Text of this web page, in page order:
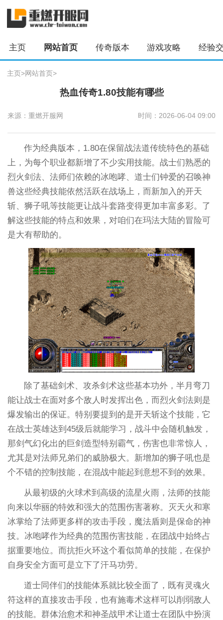
主页 网站首页 传奇版本 游戏攻略 经验
主页>网站首页>
热血传奇1.80技能有哪些
来源：重燃开服网 时间：2026-06-04 09:00
作为经典版本，1.80在保留战法道传统特色的基础
上，为每个职业都新增了不少实用技能。战士们熟悉的
烈火剑法、法师们依赖的冰咆哮、道士们钟爱的召唤神
兽这些经典技能依然活跃在战场上，而新加入的开天
斩、狮子吼等技能更让战斗套路变得更加丰富多彩。了
解这些技能的特点和效果，对咱们在玛法大陆的冒险可
是大有帮助的。
除了基础剑术、攻杀剑术这些基本功外，半月弯刀
能让战士在面对多个敌人时发挥出色，而烈火剑法则是
爆发输出的保证。特别要提到的是开天斩这个技能，它
在战士英雄达到45级后就能学习，战斗中会随机触发，
那剑气幻化出的巨剑造型特别霸气，伤害也非常惊人，
尤其是对法师兄弟们的威胁极大。新增加的狮子吼也是
个不错的控制技能，在混战中能起到意想不到的效果。
从最初级的火球术到高级的流星火雨，法师的技能
向来以华丽的特效和强大的范围伤害著称。灭天火和寒
冰掌给了法师更多样的攻击手段，魔法盾则是保命的神
技。冰咆哮作为经典的范围伤害技能，在团战中始终占
据重要地位。而抗拒火环这个看似简单的技能，在保护
自身安全方面可是立下了汗马功劳。
道士同伴们的技能体系就比较全面了，既有灵魂火
符这样的直接攻击手段，也有施毒术这样可以削弱敌人
的技能。群体治愈术和神圣战甲术让道士在团队中扮演